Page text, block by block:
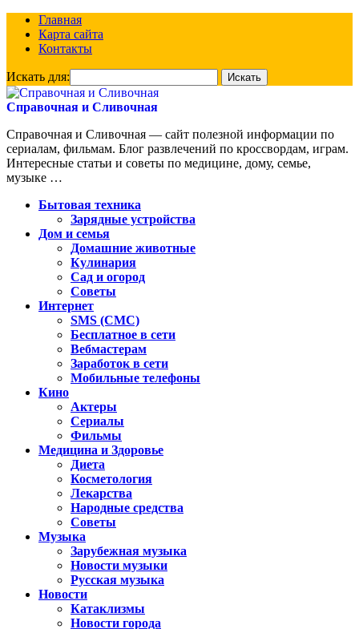
Главная
Карта сайта
Контакты
Искать для:
Справочная и Сливочная
Справочная и Сливочная — сайт полезной информации по
сериалам, фильмам. Блог развлечений по кроссвордам, играм.
Интересные статьи и советы по медицине, дому, семье,
музыке …
Бытовая техника
Зарядные устройства
Дом и семья
Домашние животные
Кулинария
Сад и огород
Советы
Интернет
SMS (СМС)
Бесплатное в сети
Вебмастерам
Заработок в сети
Мобильные телефоны
Кино
Актеры
Сериалы
Фильмы
Медицина и Здоровье
Диета
Косметология
Лекарства
Народные средства
Советы
Музыка
Зарубежная музыка
Новости музыки
Русская музыка
Новости
Катаклизмы
Новости города